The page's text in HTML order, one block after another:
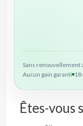
Sans renouvellement
Aucun gain garanti
Êtes-vous